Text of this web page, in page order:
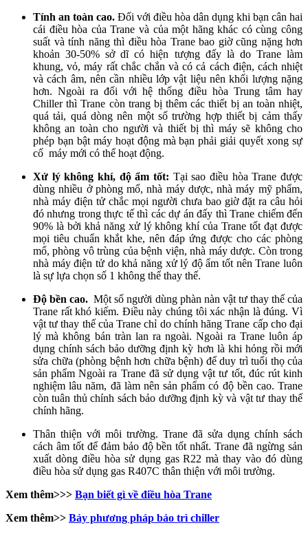
Tính an toàn cao. Đối với điều hòa dân dụng khi bạn cân hai
cái điều hòa của Trane và của một hãng khác có cùng công
suất và tính năng thì điều hòa Trane bao giờ cũng nặng hơn
khoản 30-50% sở dĩ có hiện tượng đấy là do Trane làm
khung, vỏ, máy rất chắc chắn và có cả cách điện, cách nhiệt
và cách âm, nên cần nhiều lớp vật liệu nên khối lượng nặng
hơn. Ngoài ra đối với hệ thống điều hòa Trung tâm hay
Chiller thì Trane còn trang bị thêm các thiết bị an toàn nhiệt,
quá tải, quá dòng nên một số trường hợp thiết bị cảm thấy
không an toàn cho người và thiết bị thì máy sẽ không cho
phép bạn bật máy hoạt động mà bạn phải giải quyết xong sự
cố máy mới có thể hoạt động.
Xử lý không khí, độ ẩm tốt: Tại sao điều hòa Trane được
dùng nhiều ở phòng mổ, nhà máy dược, nhà máy mỹ phẩm,
nhà máy điện tử chắc mọi người chưa bao giờ đặt ra câu hỏi
đó nhưng trong thực tế thì các dự án đấy thì Trane chiếm đến
90% là bởi khả năng xử lý không khí của Trane tốt đạt được
mọi tiêu chuẩn khắt khe, nên đáp ứng được cho các phòng
mổ, phòng vô trùng của bệnh viện, nhà máy dược. Còn trong
nhà máy điện tử do khả năng xử lý độ ẩm tốt nên Trane luôn
là sự lựa chọn số 1 không thể thay thế.
Độ bền cao. Một số người dùng phàn nàn vật tư thay thế của
Trane rất khó kiếm. Điều này chúng tôi xác nhận là đúng. Vì
vật tư thay thế của Trane chỉ do chính hãng Trane cấp cho đại
lý mà không bán tràn lan ra ngoài. Ngoài ra Trane luôn áp
dụng chính sách bảo dưỡng định kỳ hơn là khi hỏng rồi mới
sửa chữa (phòng bệnh hơn chữa bệnh) để duy trì tuổi thọ của
sản phẩm Ngoài ra Trane đã sử dụng vật tư tốt, đúc rút kinh
nghiệm lâu năm, đã làm nên sản phẩm có độ bền cao. Trane
còn tuân thủ chính sách bảo dưỡng định kỳ và vật tư thay thế
chính hãng.
Thân thiện với môi trường. Trane đã sửa dụng chính sách
cách âm tốt để đảm bảo độ bền tốt nhất. Trane đã ngừng sản
xuất dòng điều hòa sử dụng gas R22 mà thay vào đó dùng
điều hòa sử dụng gas R407C thân thiện với môi trường.
Xem thêm>>> Bạn biết gì về điều hòa Trane
Xem thêm>> Bảy phương pháp bảo trì chiller